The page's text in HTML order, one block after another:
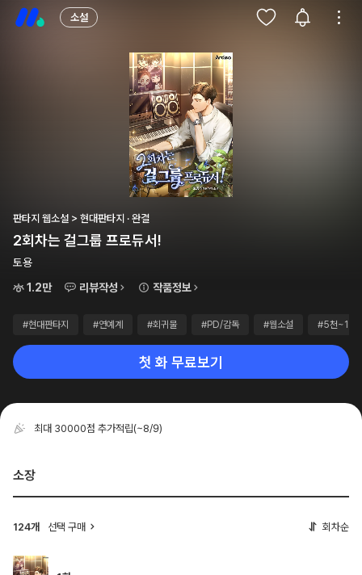
소설
판타지 웹소설 > 현대판타지 · 완결
2회차는 걸그룹 프로듀서!
토용
1.2만
리뷰작성 작품정보
#현대판타지 #연예계 #회귀물 #PD/감독 #웹소설 #5천~1만
첫 화 무료보기
최대 30000점 추가적립(~8/9)
소장
124개 선택 구매 회차순